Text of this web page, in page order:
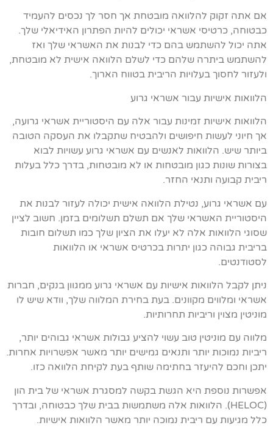
אם אתה זקוק להלוואה מובטחת אך חסר לך נכסים להעמיד
כבטוחה, כרטיסי אשראי יכולים להיות הפתרון האידיאלי שלך.
אתה יכול להשתמש בהם כדי לבנות את האשראי שלך ואז
להשתמש ביתרה שלהם כדי לשלם הלוואה אישית לא מובטחת,
ולעזור לחסוך בעלויות הריבית בטווח הארוך.
הלוואות אישיות עבור אשראי גרוע
הלוואות אישיות זמינות עבור אלה עם היסטוריית אשראי גרועה,
אך חיוני לעשות חיפושים ולהבטיח שתקבלו את העסקה הטובה
ביותר שיש. הלוואות לאנשים עם אשראי גרוע עשויות לבוא
בצורות שונות כגון מובטחות או לא מובטחות, בדרך כלל בעלות
ריבית קבועה ותנאי החזר.
עם אשראי גרוע, נטילת הלוואה אישית יכולה לעזור לבנות את
היסטוריית האשראי שלך אם תשלם תשלומים בזמן. חשוב לציין
שסוגי הלוואות אלה לא יעלו את הציון שלך כמו תשלום חובות
בריבית גבוהה כגון יתרות בכרטיס אשראי או הלוואות
לסטודנטים.
ניתן לקבל הלוואות אישיות עם אשראי גרוע ממגוון בנקים, חברות
אשראי ומלווים מקוונים. בעת בחירת המלווה שלך, וודא שיש לו
מוניטין מצוין וריביות תחרותיות.
מלווה עם מוניטין טוב עשוי להציע גבולות אשראי גבוהים יותר,
ריביות נמוכות יותר ותנאים גמישים יותר מאשר אפשרויות אחרות.
יתכן וחכם להיעזר בחתימה שותף בעת לקיחת הלוואה כזו.
אפשרות נוספת היא הגשת בקשה למסגרת אשראי של בית הון
(HELOC). הלוואות אלה משתמשות בבית שלך כבטוחה, ובדרך
כלל מגיעות עם ריבית נמוכה יותר מאשר הלוואות אישיות.